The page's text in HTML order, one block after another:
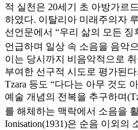
적 실천은 20세기 초 아방가르
하였다. 이탈리아 미래주의자
선언문에서 “우리 삶의 모든
언급하며 일상 속 소음을 음악
이는 당시까지 비음악적으로
부여한 선구적 시도로 평가된
Tzara 등도 “다다는 아무 것도
예술 개념의 전복을 추구하며
를 해체하는 맥락에서 소음을
Ionisation(1931)은 순음 이외의